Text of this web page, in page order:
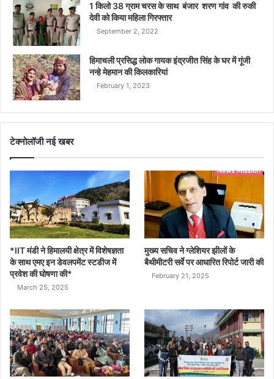
1 किलो 38 ग्राम चरस के साथ बंजार शरण गांव की रुकी
देवी को किया महिला गिरफ्तार
September 2, 2022
हिमाचली प्रसिद्ध लोक गायक इंद्रजीत सिंह के घर में गूंजी
नन्हे मेहमान की किलकारियां
February 1, 2023
टेक्नोलॉजी नई खबर
*IIT मंडी ने हिमालयी क्षेत्र में विशेषज्ञता
के साथ एमए इन डेवलपमेंट स्टडीज में
प्रवेश की घोषणा की*
March 25, 2025
मुख्य सचिव ने ग्लेशियर झीलों के
बैथीमीटरी सर्वे पर आधारित रिपोर्ट जारी की
February 21, 2025